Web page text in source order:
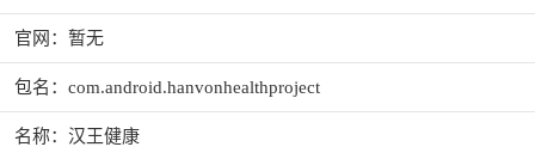
官网：暂无
包名：com.android.hanvonhealthproject
名称：汉王健康